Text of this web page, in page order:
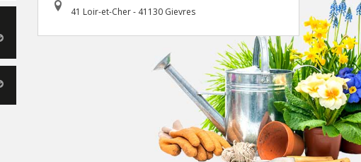
41 Loir-et-Cher - 41130 Gievres